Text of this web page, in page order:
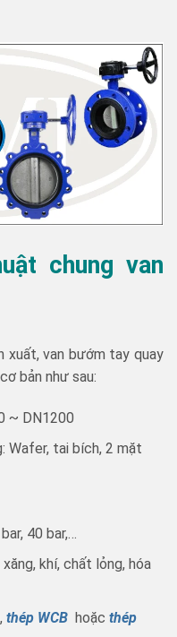
chung van
xuất, van bướm tay quay
bản như sau:
~ DN1200
Wafer, tai bích, 2 mặt
40 bar,…
khí, chất lỏng, hóa
thép WCB hoặc thép